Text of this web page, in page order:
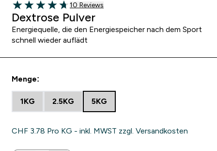
4.7 out of 5 stars
10 customer reviews
10 Reviews
Dextrose Pulver
Energiequelle, die den Energiespeicher nach dem Sport
schnell wieder auflädt
Menge:
1KG 2.5KG 5KG
CHF 3.78‎ Pro KG - inkl. MWST zzgl. Versandkosten